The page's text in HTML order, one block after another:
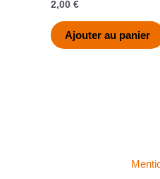
2,00 €
Ajouter au panier